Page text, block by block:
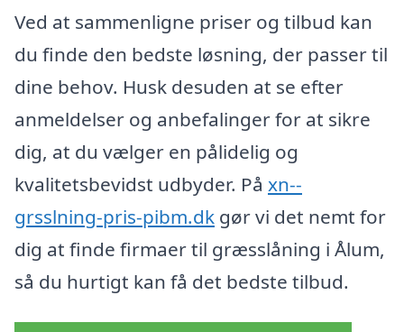
Ved at sammenligne priser og tilbud kan
du finde den bedste løsning, der passer til
dine behov. Husk desuden at se efter
anmeldelser og anbefalinger for at sikre
dig, at du vælger en pålidelig og
kvalitetsbevidst udbyder. På xn--
grsslning-pris-pibm.dk gør vi det nemt for
dig at finde firmaer til græsslåning i Ålum,
så du hurtigt kan få det bedste tilbud.